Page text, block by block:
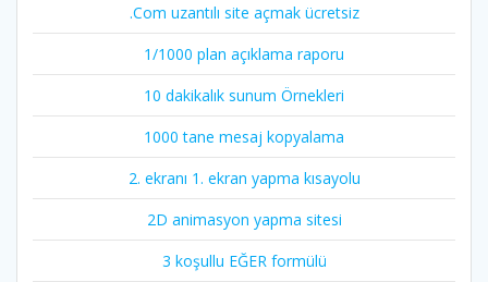
.Com uzantılı site açmak ücretsiz
1/1000 plan açıklama raporu
10 dakikalık sunum Örnekleri
1000 tane mesaj kopyalama
2. ekranı 1. ekran yapma kısayolu
2D animasyon yapma sitesi
3 koşullu EĞER formülü